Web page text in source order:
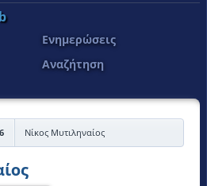
Ενημερώσεις
Αναζήτηση
Νίκος Μυτιληναίος